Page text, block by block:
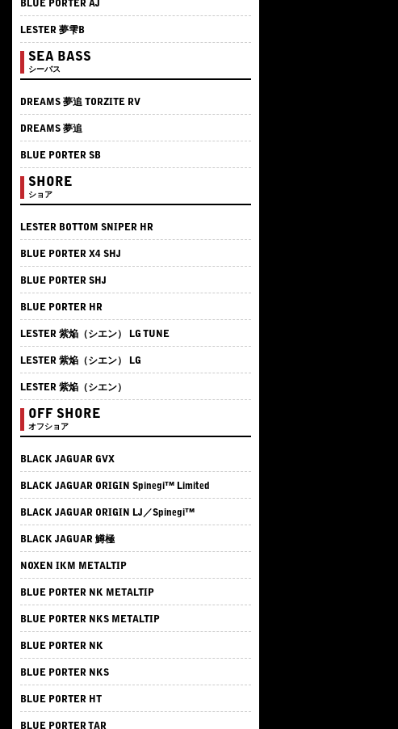
BLUE PORTER AJ
LESTER 夢雫B
SEA BASS
シーバス
DREAMS 夢追 TORZITE RV
DREAMS 夢追
BLUE PORTER SB
SHORE
ショア
LESTER BOTTOM SNIPER HR
BLUE PORTER X4 SHJ
BLUE PORTER SHJ
BLUE PORTER HR
LESTER 紫焔（シエン） LG TUNE
LESTER 紫焔（シエン） LG
LESTER 紫焔（シエン）
OFF SHORE
オフショア
BLACK JAGUAR GVX
BLACK JAGUAR ORIGIN Spinegi™ Limited
BLACK JAGUAR ORIGIN LJ／Spinegi™
BLACK JAGUAR 鱒極
NOXEN IKM METALTIP
BLUE PORTER NK METALTIP
BLUE PORTER NKS METALTIP
BLUE PORTER NK
BLUE PORTER NKS
BLUE PORTER HT
BLUE PORTER TAR